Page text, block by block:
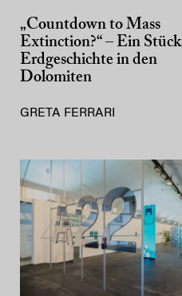
„Countdown to Mass
Extinction?“ – Ein Stück
Erdgeschichte in den
Dolomiten
GRETA FERRARI